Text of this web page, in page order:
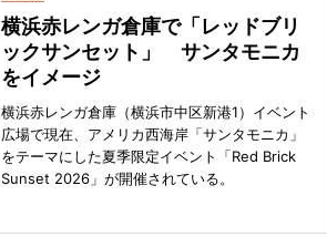
横浜赤レンガ倉庫で「レッドブリ
ックサンセット」 サンタモニカ
をイメージ
横浜赤レンガ倉庫（横浜市中区新港1）イベント
広場で現在、アメリカ西海岸「サンタモニカ」
をテーマにした夏季限定イベント「Red Brick
Sunset 2026」が開催されている。